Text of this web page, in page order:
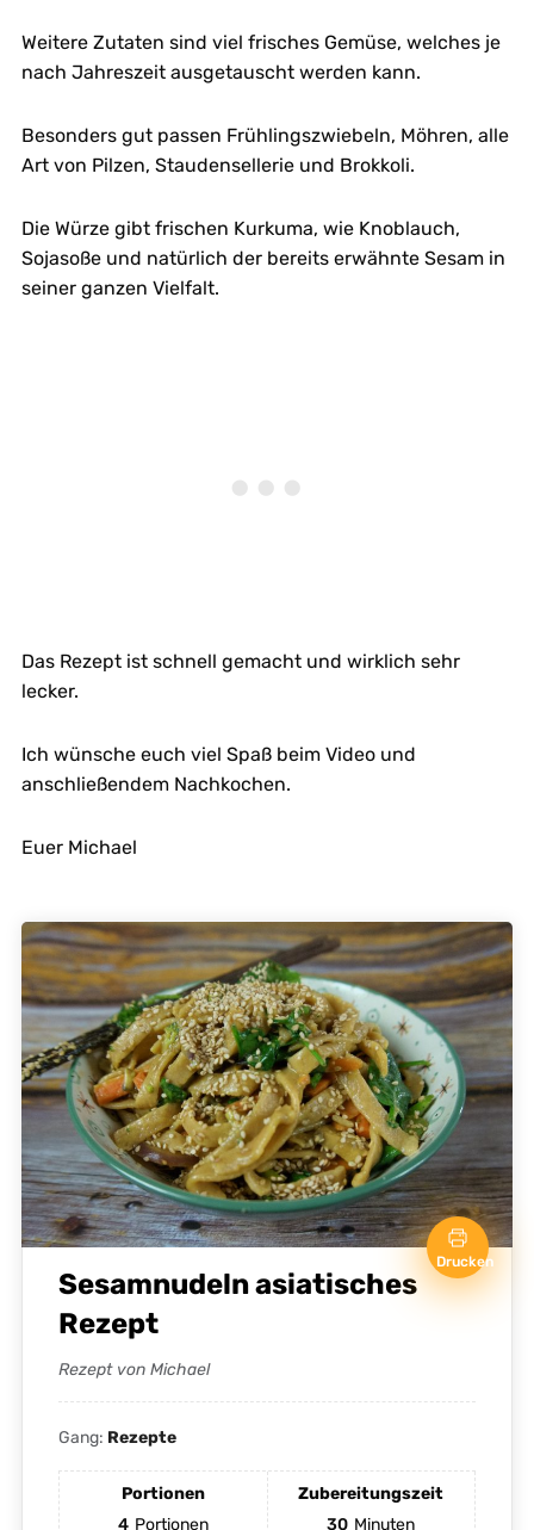
Weitere Zutaten sind viel frisches Gemüse, welches je
nach Jahreszeit ausgetauscht werden kann.
Besonders gut passen Frühlingszwiebeln, Möhren, alle
Art von Pilzen, Staudensellerie und Brokkoli.
Die Würze gibt frischen Kurkuma, wie Knoblauch,
Sojasoße und natürlich der bereits erwähnte Sesam in
seiner ganzen Vielfalt.
Das Rezept ist schnell gemacht und wirklich sehr
lecker.
Ich wünsche euch viel Spaß beim Video und
anschließendem Nachkochen.
Euer Michael
Drucken
Sesamnudeln asiatisches
Rezept
Rezept von Michael
Gang: Rezepte
Portionen
4 Portionen
Zubereitungszeit
30 Minuten